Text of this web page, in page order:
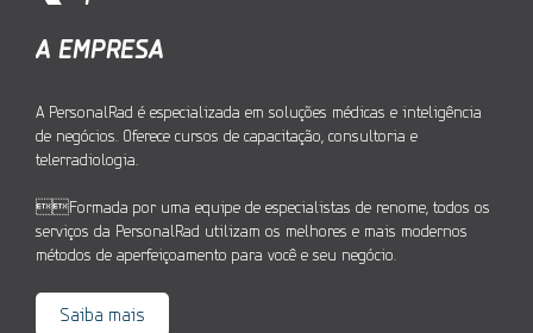
A EMPRESA
A PersonalRad é especializada em soluções médicas e inteligência
de negócios. Oferece cursos de capacitação, consultoria e
telerradiologia.
Formada por uma equipe de especialistas de renome, todos os
serviços da PersonalRad utilizam os melhores e mais modernos
métodos de aperfeiçoamento para você e seu negócio.
Saiba mais